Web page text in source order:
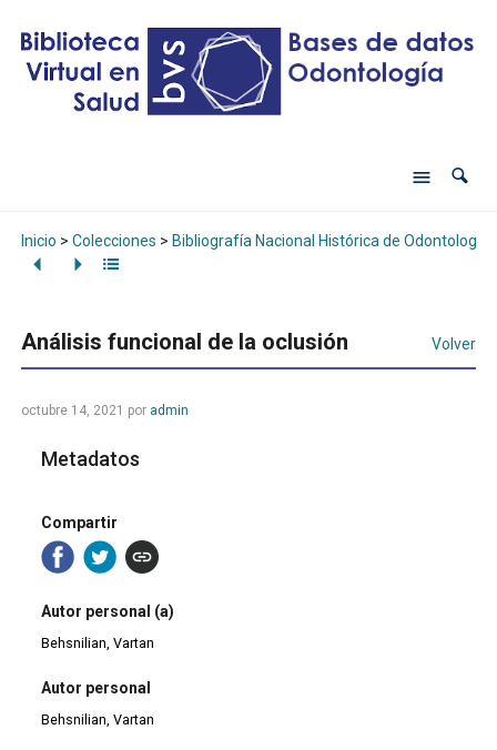
Inicio > Colecciones > Bibliografía Nacional Histórica de Odontología
Análisis funcional de la oclusión Volver
octubre 14, 2021 por admin
Metadatos
Compartir
Autor personal (a)
Behsnilian, Vartan
Autor personal
Behsnilian, Vartan